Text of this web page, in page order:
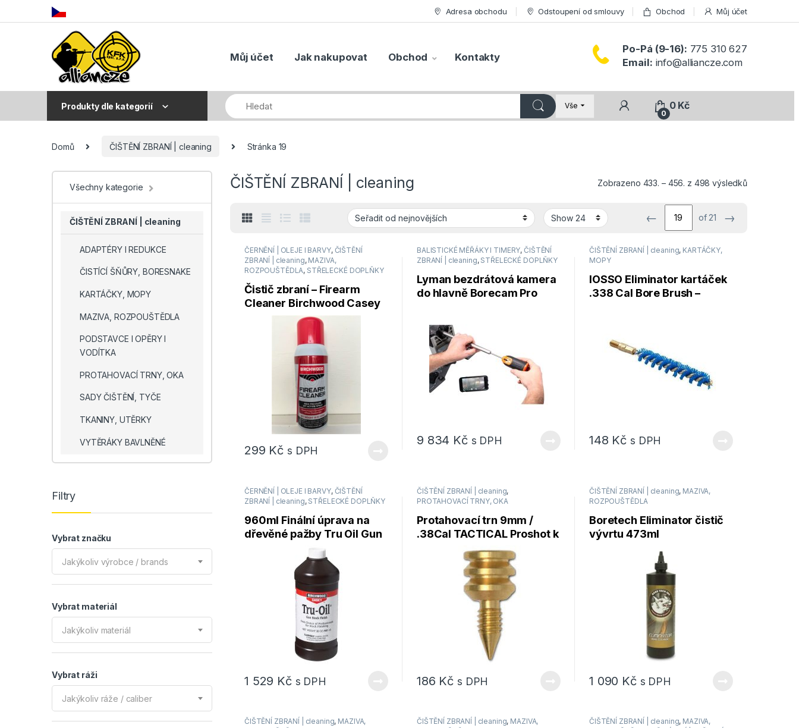
Skip to navigation
Skip to content Adresa obchodu Odstoupení od smlouvy Obchod Můj účet
Můj účet Jak nakupovat Obchod Kontakty
Po-Pá (9-16): 775 310 627
Email: info@alliancze.com
Produkty dle kategorií
Vše
0
0 Kč
Domů ČIŠTĚNÍ ZBRANÍ | cleaning Stránka 19
ČIŠTĚNÍ ZBRANÍ | cleaning Zobrazeno 433. – 456. z 498 výsledkůSeřazeno
← of 21 →
ČERNĚNÍ | OLEJE l BARVY, ČIŠTĚNÍ
ZBRANÍ | cleaning, MAZIVA,
ROZPOUŠTĚDLA, STŘELECKÉ DOPLŇKY
Čistič zbraní – Firearm
Cleaner Birchwood Casey
299 Kč s DPH
BALISTICKÉ MĚŘÁKY I TIMERY,ČIŠTĚNÍ
ZBRANÍ | cleaning, STŘELECKÉ DOPLŇKY
Lyman bezdrátová kamera
do hlavně Borecam Pro
9 834 Kč s DPH
ČIŠTĚNÍ ZBRANÍ | cleaning, KARTÁČKY,
MOPY
IOSSO Eliminator kartáček
.338 Cal Bore Brush –
148 Kč s DPH
ČERNĚNÍ | OLEJE l BARVY, ČIŠTĚNÍ
ZBRANÍ | cleaning, STŘELECKÉ DOPLŇKY
960ml Finální úprava na
dřevěné pažby Tru Oil Gun
1 529 Kč s DPH
ČIŠTĚNÍ ZBRANÍ | cleaning,
PROTAHOVACÍ TRNY, OKA
Protahovací trn 9mm /
.38Cal TACTICAL Proshot k
Pull Throug Tactical čištění
186 Kč s DPH
ČIŠTĚNÍ ZBRANÍ | cleaning, MAZIVA,
ROZPOUŠTĚDLA
Boretech Eliminator čistič
vývrtu 473ml
1 090 Kč s DPH
ČIŠTĚNÍ ZBRANÍ | cleaning, MAZIVA,
ČIŠTĚNÍ ZBRANÍ | cleaning, MAZIVA,
ČIŠTĚNÍ ZBRANÍ | cleaning, MAZIVA,
Všechny kategorie
ČIŠTĚNÍ ZBRANÍ | cleaning
ADAPTÉRY I REDUKCE
ČISTÍCÍ ŠŇŮRY, BORESNAKE
KARTÁČKY, MOPY
MAZIVA, ROZPOUŠTĚDLA
PODSTAVCE I OPĚRY I
VODÍTKA
PROTAHOVACÍ TRNY, OKA
SADY ČIŠTĚNÍ, TYČE
TKANINY, UTĚRKY
VYTĚRÁKY BAVLNĚNÉ
Filtry
Vybrat značku
Jakýkoliv výrobce / brands
Vybrat materiál
Jakýkoliv materiál
Vybrat ráži
Jakýkoliv ráže / caliber